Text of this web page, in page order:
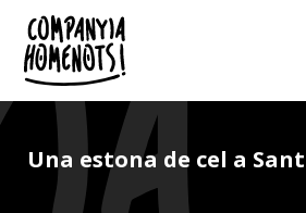
Una estona de cel a